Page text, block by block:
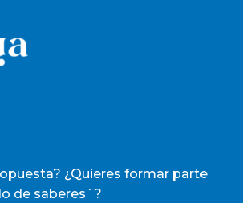
¿Quieres formar parte
de saberes´?